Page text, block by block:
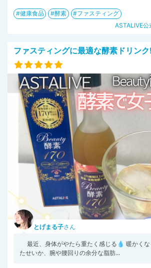
健康食品 酵素
ファスティング
ASTALIVE
ファスティングに最適な酵素ドリンク!
とげまる子さん
最近、身体がやたら重たく感じる💧 暖かくな
たせいか、腕や腰回りの余分な脂肪...